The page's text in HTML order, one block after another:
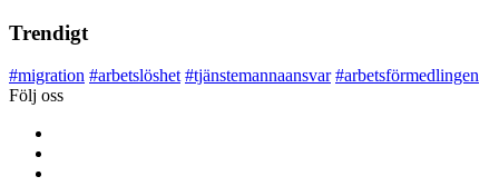
Trendigt
#migration #arbetslöshet #tjänstemannaansvar #arbetsförmedlingen
Följ oss